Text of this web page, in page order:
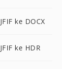
JFIF ke DOCX
JFIF ke HDR